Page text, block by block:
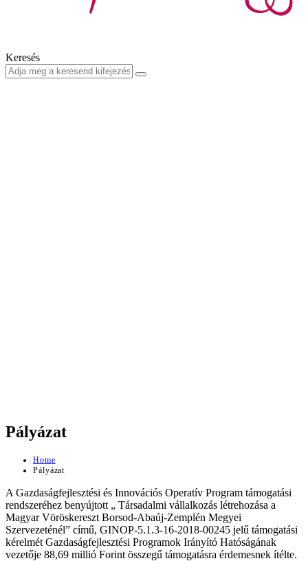
Keresés
Pályázat
Home
Pályázat
A Gazdaságfejlesztési és Innovációs Operatív Program támogatási
rendszeréhez benyújtott „ Társadalmi vállalkozás létrehozása a
Magyar Vöröskereszt Borsod-Abaúj-Zemplén Megyei
Szervezeténél” című, GINOP-5.1.3-16-2018-00245 jelű támogatási
kérelmét Gazdaságfejlesztési Programok Irányító Hatóságának
vezetője 88,69 millió Forint összegű támogatásra érdemesnek ítélte.